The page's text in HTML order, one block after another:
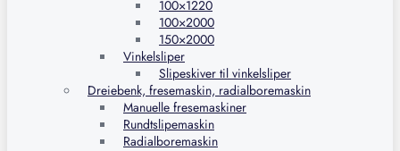
100×1220
100×2000
150×2000
Vinkelsliper
Slipeskiver til vinkelsliper
Dreiebenk, fresemaskin, radialboremaskin
Manuelle fresemaskiner
Rundtslipemaskin
Radialboremaskin